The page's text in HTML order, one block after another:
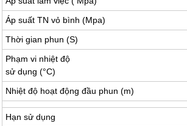
Áp suất TN vỏ bình (Mpa)
Thời gian phun (S)
Phạm vi nhiệt độ
sử dụng (°C)
Nhiệt độ hoạt động đầu phun (m)
Hạn sử dụng